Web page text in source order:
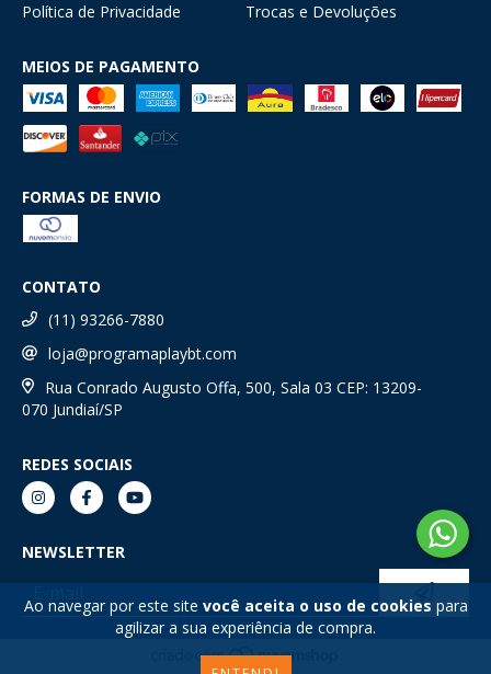
Ao navegar por este site você aceita o uso de cookies para
agilizar a sua experiência de compra.
Política de Privacidade Trocas e Devoluções
MEIOS DE PAGAMENTO
FORMAS DE ENVIO
CONTATO
(11) 93266-7880
loja@programaplaybt.com
Rua Conrado Augusto Offa, 500, Sala 03 CEP: 13209-
070 Jundiaí/SP
REDES SOCIAIS
NEWSLETTER